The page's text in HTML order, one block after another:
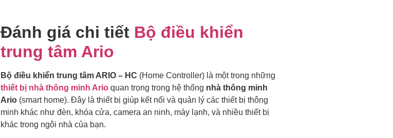
Đánh giá chi tiết Bộ điều khiển
trung tâm Ario
Bộ điều khiển trung tâm ARIO – HC (Home Controller) là một trong những
thiết bị nhà thông minh Ario quan trọng trong hệ thống nhà thông minh
Ario (smart home). Đây là thiết bị giúp kết nối và quản lý các thiết bị thông
minh khác như đèn, khóa cửa, camera an ninh, máy lạnh, và nhiều thiết bị
khác trong ngôi nhà của bạn.